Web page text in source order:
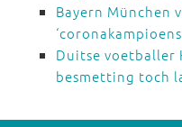
Bayern München
Duitse voetballer
besmetting toch